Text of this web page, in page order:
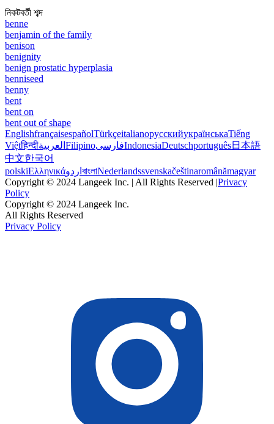
নিকটবর্তী শব্দ
benne
benjamin of the family
benison
benignity
benign prostatic hyperplasia
benniseed
benny
bent
bent on
bent out of shape
EnglishfrançaisespañolTürkçeitalianoрусскийукраїнськаTiếng
Việtहिन्दीالعربية FilipinoفارسیIndonesiaDeutschportuguês日本語
中文한국어
polskiΕλληνικάاردو বাংলাNederlandssvenskačeštinaromânămagyar
Copyright © 2024 Langeek Inc. | All Rights Reserved |Privacy
Policy
Copyright © 2024 Langeek Inc.
All Rights Reserved
Privacy Policy